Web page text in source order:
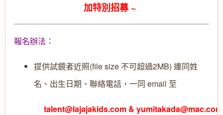
加特別招募 ~
報名辦法：
提供試鏡者近照(file size 不可超過2MB) 連同姓
名、出生日期、聯絡電話，一同 email 至
talent@lajajakids.com &